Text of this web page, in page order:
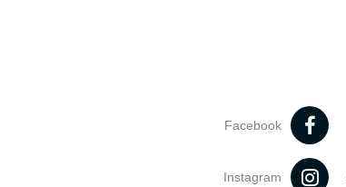
Facebook
Instagram